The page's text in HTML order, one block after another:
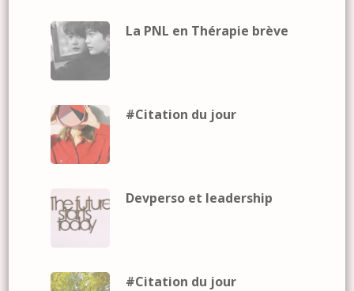
La PNL en Thérapie brève
#Citation du jour
Devperso et leadership
#Citation du jour